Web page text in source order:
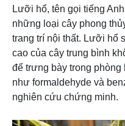
Lưỡi hổ, tên gọi tiếng
những loại cây phong
trang trí nội thất. Lưỡi hổ
cao của cây trung bình
để trưng bày trong
như formaldehyde và
nghiên cứu chứng minh.